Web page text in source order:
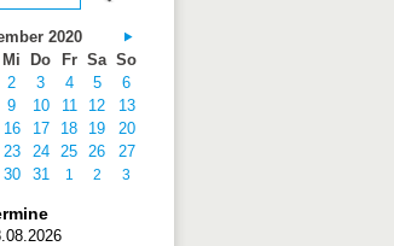
2020
Mi Do Fr Sa So
2 3 4 5 6
9 10 11 12 13
16 17 18 19 20
23 24 25 26 27
30 31 1 2 3